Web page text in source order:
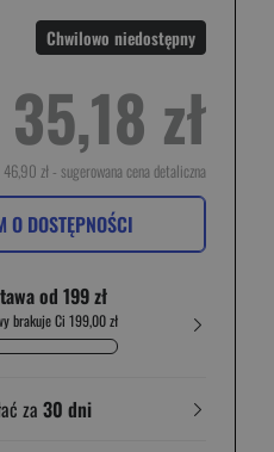
Chwilowo niedostępny
35,18 zł
46,90 zł - sugerowana cena detaliczna
O DOSTĘPNOŚCI
od 199 zł
brakuje Ci 199,00 zł
za 30 dni